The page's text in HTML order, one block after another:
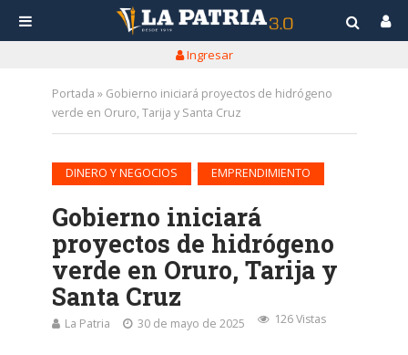
Ingresar
Portada » Gobierno iniciará proyectos de hidrógeno
verde en Oruro, Tarija y Santa Cruz
DINERO Y NEGOCIOS EMPRENDIMIENTO
Gobierno iniciará
proyectos de hidrógeno
verde en Oruro, Tarija y
Santa Cruz
La Patria 30 de mayo de 2025 126 Vistas